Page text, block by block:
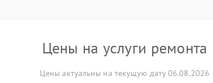
Цены на услуги ремонта
Цены актуальны на текущую дату 06.08.2026